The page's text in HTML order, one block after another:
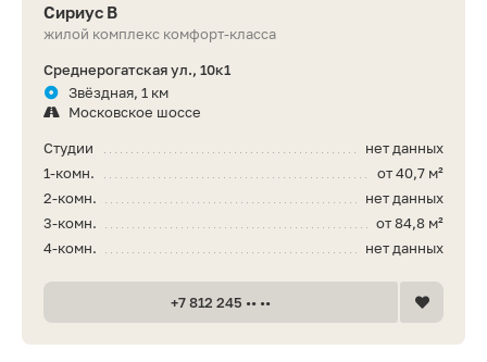
Сириус В
жилой комплекс комфорт-класса
Среднерогатская ул., 10к1
Звёздная, 1 км
Московское шоссе
нет данных
Студии
от 40,7 м²
1-комн.
нет данных
2-комн.
от 84,8 м²
3-комн.
нет данных
4-комн.
+7 812 245 •• ••